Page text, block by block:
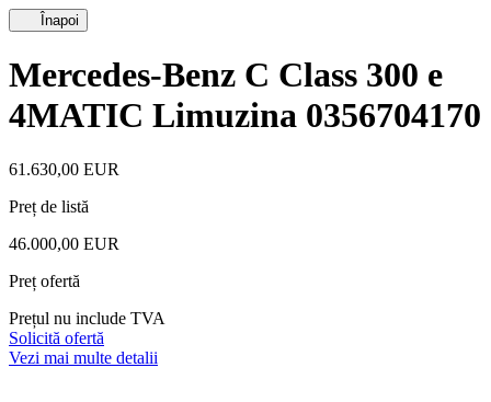
Înapoi
Mercedes-Benz C Class 300 e
4MATIC Limuzina 0356704170
61.630,00 EUR
Preț de listă
46.000,00 EUR
Preț ofertă
Prețul nu include TVA
Solicită ofertă
Vezi mai multe detalii